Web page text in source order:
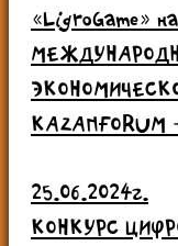
«LigroGame»
25.06.2024г.
КОНКУРС